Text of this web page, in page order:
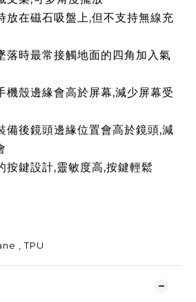
放在磁石吸盤上,但不支持無線充
落時最常接觸地面的四角加入氣
機殼邊緣會高於屏幕,減少屏幕受
備後鏡頭邊緣位置會高於鏡頭,減
按鍵設計,靈敏度高,按鍵輕鬆
, TPU